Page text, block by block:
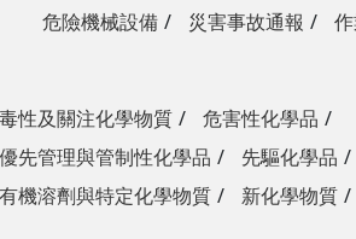
危險機械設備
災害事故通報
毒性及關注化學物質
危害性化學品
優先管理與管制性化學品
先驅化學品
有機溶劑與特定化學物質
新化學物質